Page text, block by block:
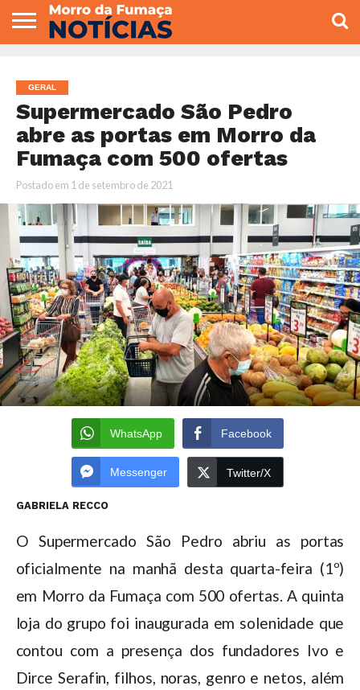
VEREADORES
GERAL
Supermercado São Pedro
abre as portas em Morro da
Fumaça com 500 ofertas
Postado em 1 de setembro de 2021
WhatsApp Facebook
Messenger Twitter/X
GABRIELA RECCO
O Supermercado São Pedro abriu as portas
oficialmente na manhã desta quarta-feira (1º)
em Morro da Fumaça com 500 ofertas. A quinta
loja do grupo foi inaugurada em solenidade que
contou com a presença dos fundadores Ivo e
Dirce Serafin, filhos, noras, genro e netos, além